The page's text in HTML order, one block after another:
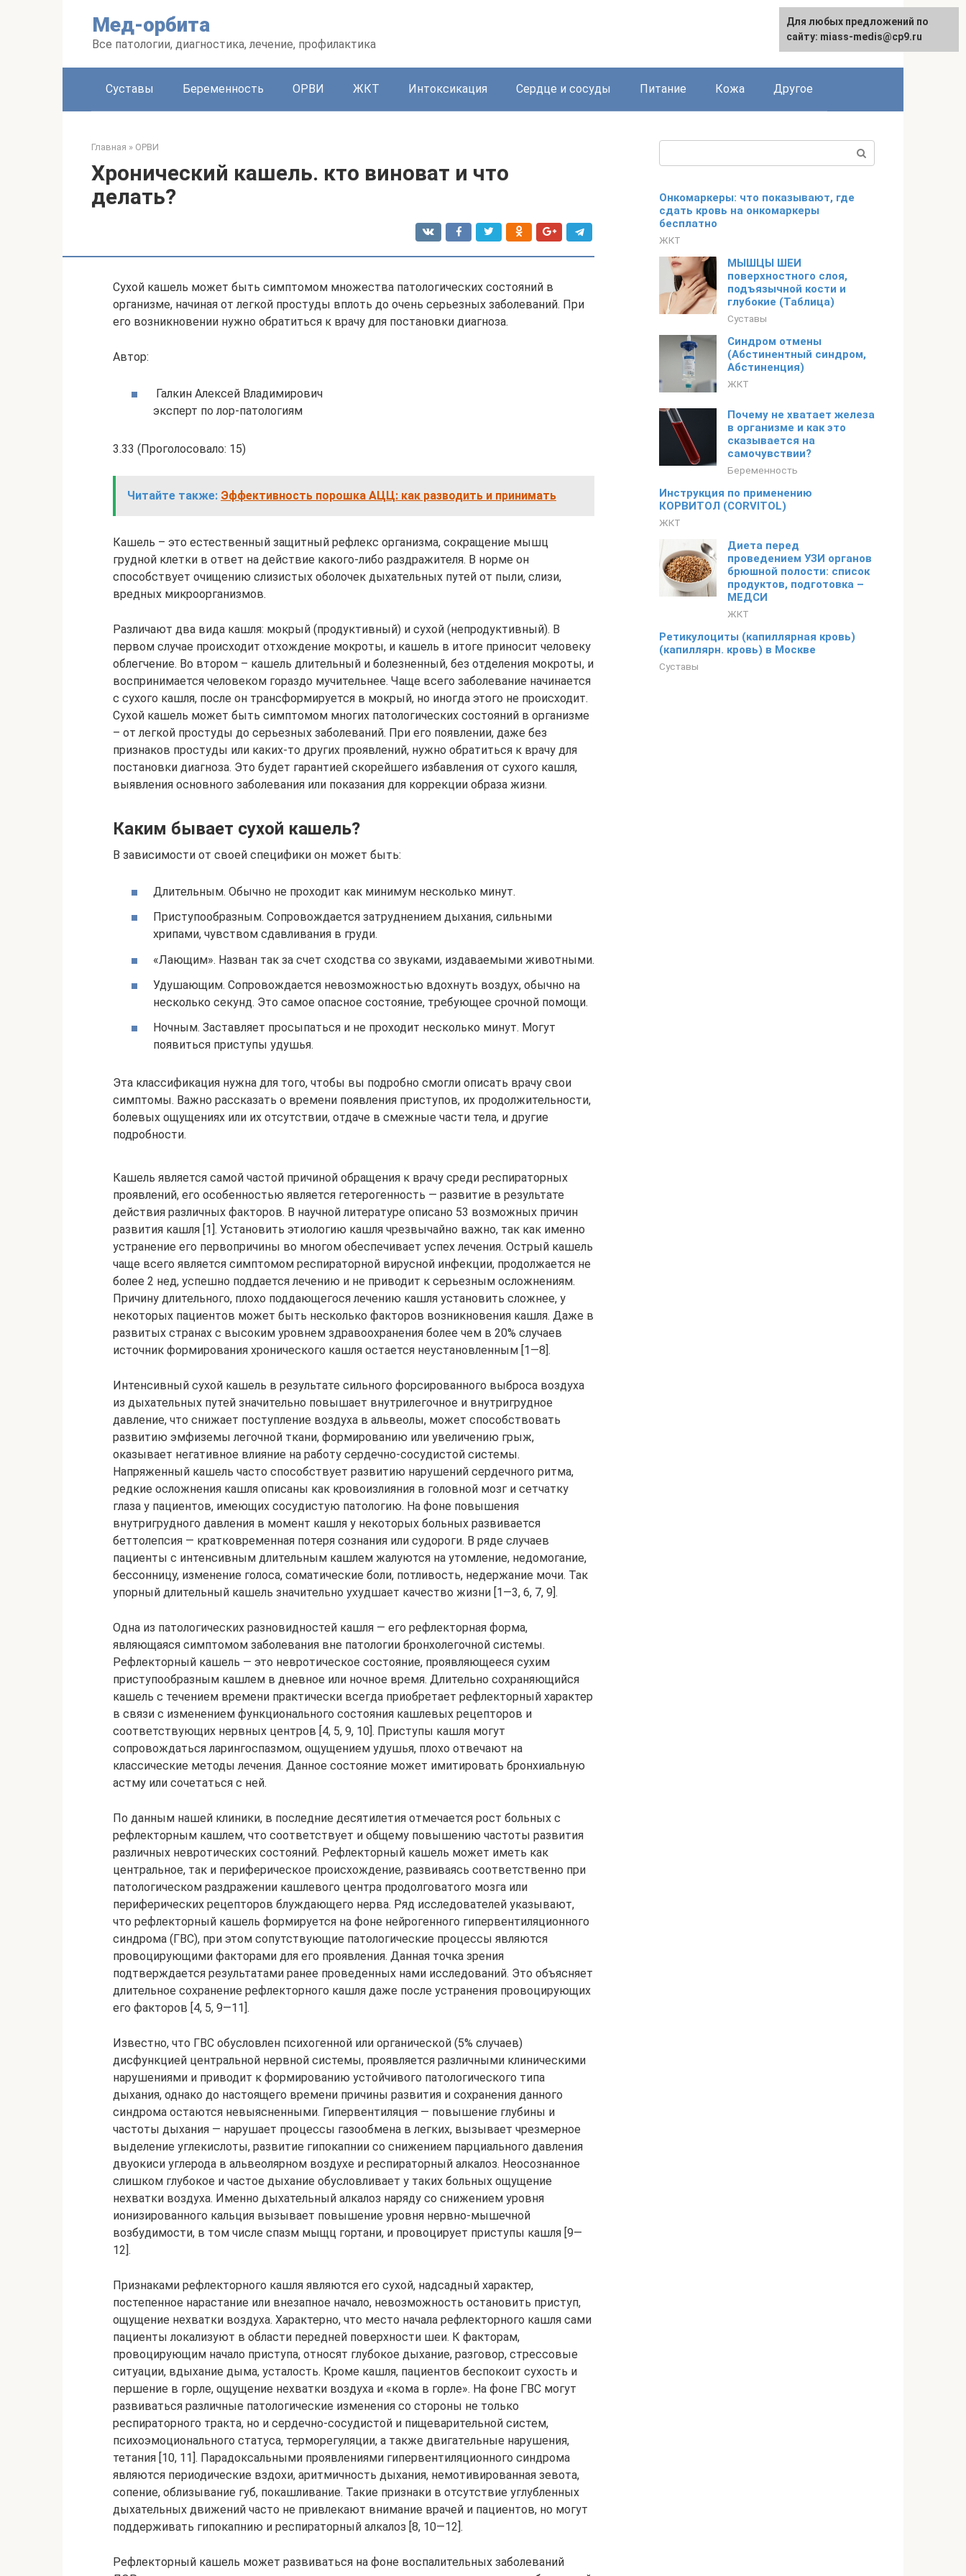
Мед-орбита
Все патологии, диагностика, лечение, профилактика
Суставы Беременность ОРВИ ЖКТ Интоксикация Сердце и сосуды Питание Кожа Другое
Главная » ОРВИ
Хронический кашель. кто виноват и что
делать?
Сухой кашель может быть симптомом множества патологических состояний в
организме, начиная от легкой простуды вплоть до очень серьезных заболеваний. При
его возникновении нужно обратиться к врачу для постановки диагноза.
Автор:
Галкин Алексей Владимирович
эксперт по лор-патологиям
3.33 (Проголосовало: 15)
Читайте также: Эффективность порошка АЦЦ: как разводить и принимать
Кашель – это естественный защитный рефлекс организма, сокращение мышц
грудной клетки в ответ на действие какого-либо раздражителя. В норме он
способствует очищению слизистых оболочек дыхательных путей от пыли, слизи,
вредных микроорганизмов.
Различают два вида кашля: мокрый (продуктивный) и сухой (непродуктивный). В
первом случае происходит отхождение мокроты, и кашель в итоге приносит человеку
облегчение. Во втором – кашель длительный и болезненный, без отделения мокроты, и
воспринимается человеком гораздо мучительнее. Чаще всего заболевание начинается
с сухого кашля, после он трансформируется в мокрый, но иногда этого не происходит.
Сухой кашель может быть симптомом многих патологических состояний в организме
– от легкой простуды до серьезных заболеваний. При его появлении, даже без
признаков простуды или каких-то других проявлений, нужно обратиться к врачу для
постановки диагноза. Это будет гарантией скорейшего избавления от сухого кашля,
выявления основного заболевания или показания для коррекции образа жизни.
Каким бывает сухой кашель?
В зависимости от своей специфики он может быть:
Длительным. Обычно не проходит как минимум несколько минут.
Приступообразным. Сопровождается затруднением дыхания, сильными
хрипами, чувством сдавливания в груди.
«Лающим». Назван так за счет сходства со звуками, издаваемыми животными.
Удушающим. Сопровождается невозможностью вдохнуть воздух, обычно на
несколько секунд. Это самое опасное состояние, требующее срочной помощи.
Ночным. Заставляет просыпаться и не проходит несколько минут. Могут
появиться приступы удушья.
Эта классификация нужна для того, чтобы вы подробно смогли описать врачу свои
симптомы. Важно рассказать о времени появления приступов, их продолжительности,
болевых ощущениях или их отсутствии, отдаче в смежные части тела, и другие
подробности.
Кашель является самой частой причиной обращения к врачу среди респираторных
проявлений, его особенностью является гетерогенность — развитие в результате
действия различных факторов. В научной литературе описано 53 возможных причин
развития кашля [1]. Установить этиологию кашля чрезвычайно важно, так как именно
устранение его первопричины во многом обеспечивает успех лечения. Острый кашель
чаще всего является симптомом респираторной вирусной инфекции, продолжается не
более 2 нед, успешно поддается лечению и не приводит к серьезным осложнениям.
Причину длительного, плохо поддающегося лечению кашля установить сложнее, у
некоторых пациентов может быть несколько факторов возникновения кашля. Даже в
развитых странах с высоким уровнем здравоохранения более чем в 20% случаев
источник формирования хронического кашля остается неустановленным [1—8].
Интенсивный сухой кашель в результате сильного форсированного выброса воздуха
из дыхательных путей значительно повышает внутрилегочное и внутригрудное
давление, что снижает поступление воздуха в альвеолы, может способствовать
развитию эмфиземы легочной ткани, формированию или увеличению грыж,
оказывает негативное влияние на работу сердечно-сосудистой системы.
Напряженный кашель часто способствует развитию нарушений сердечного ритма,
редкие осложнения кашля описаны как кровоизлияния в головной мозг и сетчатку
глаза у пациентов, имеющих сосудистую патологию. На фоне повышения
внутригрудного давления в момент кашля у некоторых больных развивается
беттолепсия — кратковременная потеря сознания или судороги. В ряде случаев
пациенты с интенсивным длительным кашлем жалуются на утомление, недомогание,
бессонницу, изменение голоса, соматические боли, потливость, недержание мочи. Так
упорный длительный кашель значительно ухудшает качество жизни [1—3, 6, 7, 9].
Одна из патологических разновидностей кашля — его рефлекторная форма,
являющаяся симптомом заболевания вне патологии бронхолегочной системы.
Рефлекторный кашель — это невротическое состояние, проявляющееся сухим
приступообразным кашлем в дневное или ночное время. Длительно сохраняющийся
кашель с течением времени практически всегда приобретает рефлекторный характер
в связи с изменением функционального состояния кашлевых рецепторов и
соответствующих нервных центров [4, 5, 9, 10]. Приступы кашля могут
сопровождаться ларингоспазмом, ощущением удушья, плохо отвечают на
классические методы лечения. Данное состояние может имитировать бронхиальную
астму или сочетаться с ней.
По данным нашей клиники, в последние десятилетия отмечается рост больных с
рефлекторным кашлем, что соответствует и общему повышению частоты развития
различных невротических состояний. Рефлекторный кашель может иметь как
центральное, так и периферическое происхождение, развиваясь соответственно при
патологическом раздражении кашлевого центра продолговатого мозга или
периферических рецепторов блуждающего нерва. Ряд исследователей указывают,
что рефлекторный кашель формируется на фоне нейрогенного гипервентиляционного
синдрома (ГВС), при этом сопутствующие патологические процессы являются
провоцирующими факторами для его проявления. Данная точка зрения
подтверждается результатами ранее проведенных нами исследований. Это объясняет
длительное сохранение рефлекторного кашля даже после устранения провоцирующих
его факторов [4, 5, 9—11].
Известно, что ГВС обусловлен психогенной или органической (5% случаев)
дисфункцией центральной нервной системы, проявляется различными клиническими
нарушениями и приводит к формированию устойчивого патологического типа
дыхания, однако до настоящего времени причины развития и сохранения данного
синдрома остаются невыясненными. Гипервентиляция — повышение глубины и
частоты дыхания — нарушает процессы газообмена в легких, вызывает чрезмерное
выделение углекислоты, развитие гипокапнии со снижением парциального давления
двуокиси углерода в альвеолярном воздухе и респираторный алкалоз. Неосознанное
слишком глубокое и частое дыхание обусловливает у таких больных ощущение
нехватки воздуха. Именно дыхательный алкалоз наряду со снижением уровня
ионизированного кальция вызывает повышение уровня нервно-мышечной
возбудимости, в том числе спазм мыщц гортани, и провоцирует приступы кашля [9—
12].
Признаками рефлекторного кашля являются его сухой, надсадный характер,
постепенное нарастание или внезапное начало, невозможность остановить приступ,
ощущение нехватки воздуха. Характерно, что место начала рефлекторного кашля сами
пациенты локализуют в области передней поверхности шеи. К факторам,
провоцирующим начало приступа, относят глубокое дыхание, разговор, стрессовые
ситуации, вдыхание дыма, усталость. Кроме кашля, пациентов беспокоит сухость и
першение в горле, ощущение нехватки воздуха и «кома в горле». На фоне ГВС могут
развиваться различные патологические изменения со стороны не только
респираторного тракта, но и сердечно-сосудистой и пищеварительной систем,
психоэмоционального статуса, терморегуляции, а также двигательные нарушения,
тетания [10, 11]. Парадоксальными проявлениями гипервентиляционного синдрома
являются периодические вздохи, аритмичность дыхания, немотивированная зевота,
сопение, облизывание губ, покашливание. Такие признаки в отсутствие углубленных
дыхательных движений часто не привлекают внимание врачей и пациентов, но могут
поддерживать гипокапнию и респираторный алкалоз [8, 10—12].
Рефлекторный кашель может развиваться на фоне воспалительных заболеваний
Онкомаркеры: что показывают, где
сдать кровь на онкомаркеры
бесплатно
ЖКТ
МЫШЦЫ ШЕИ
поверхностного слоя,
подъязычной кости и
глубокие (Таблица)
Суставы
Синдром отмены
(Абстинентный синдром,
Абстиненция)
ЖКТ
Почему не хватает железа
в организме и как это
сказывается на
самочувствии?
Беременность
Инструкция по применению
КОРВИТОЛ (CORVITOL)
ЖКТ
Диета перед
проведением УЗИ органов
брюшной полости: список
продуктов, подготовка –
МЕДСИ
ЖКТ
Ретикулоциты (капиллярная кровь)
(капиллярн. кровь) в Москве
Суставы
Для любых предложений по
сайту: miass-medis@cp9.ru